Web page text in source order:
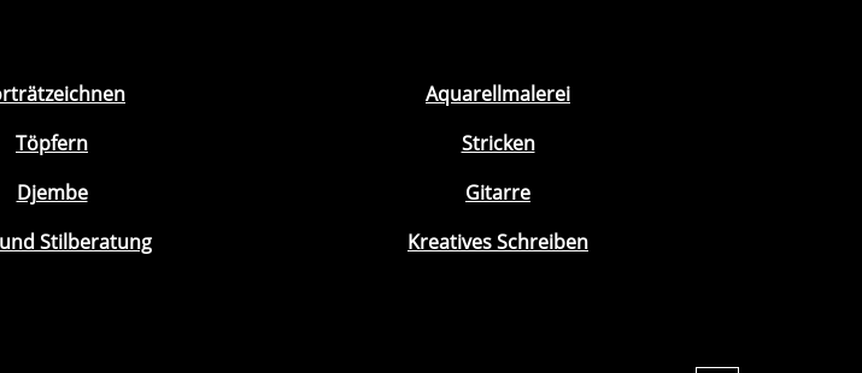
Aquarellmalerei
Töpfern
Stricken
Djembe
Gitarre
Stilberatung
Kreatives Schreiben